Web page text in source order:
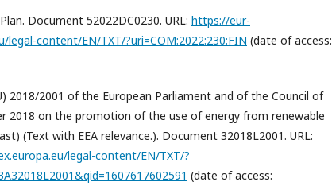
Document 52022DC0230. URL: https://eur-
legal-content/EN/TXT/?uri=COM:2022:230:FIN (date of access:
2018/2001 of the European Parliament and of the Council of
2018 on the promotion of the use of energy from renewable
(Text with EEA relevance.). Document 32018L2001. URL:
legal-content/EN/TXT/?
(date of access: